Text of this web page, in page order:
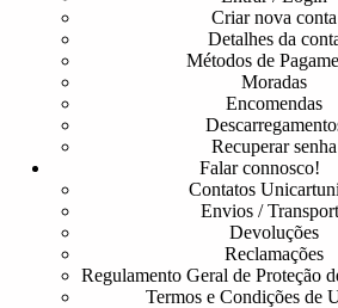
Criar nova conta
Detalhes da
Métodos de
Moradas
Encomendas
Recuperar senha
Falar connosco!
Contatos
Envios /
Devoluções
Reclamações
Regulamento Geral de Proteção
Termos e Condições de